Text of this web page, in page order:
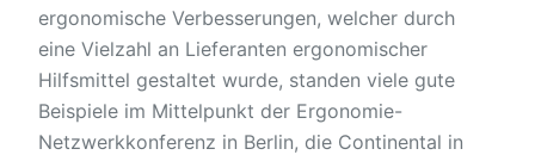
ergonomische Verbesserungen, welcher durch
eine Vielzahl an Lieferanten ergonomischer
Hilfsmittel gestaltet wurde, standen viele gute
Beispiele im Mittelpunkt der Ergonomie-
Netzwerkkonferenz in Berlin, die Continental in